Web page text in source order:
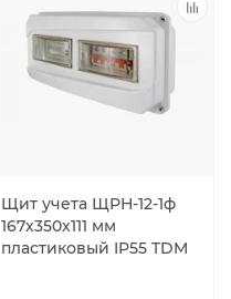
Щит учета ЩРН-12-1ф
167х350х111 мм
пластиковый IP55 TDM